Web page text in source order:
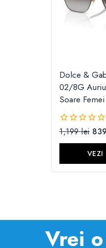
Dolce &
02/8G
Soare Femei
0
1,199lei 839
VEZI
Vrei